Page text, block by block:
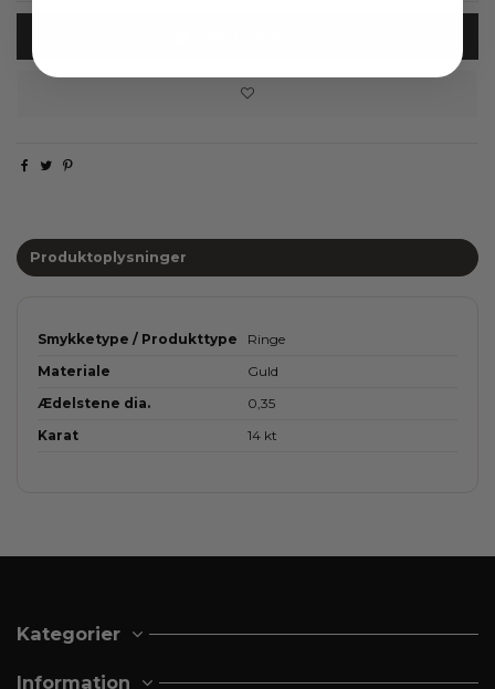
Produktoplysninger
Smykketype / Produkttype
Ringe
Materiale
Guld
Ædelstene dia.
0,35
Karat
14 kt
Kategorier
Information